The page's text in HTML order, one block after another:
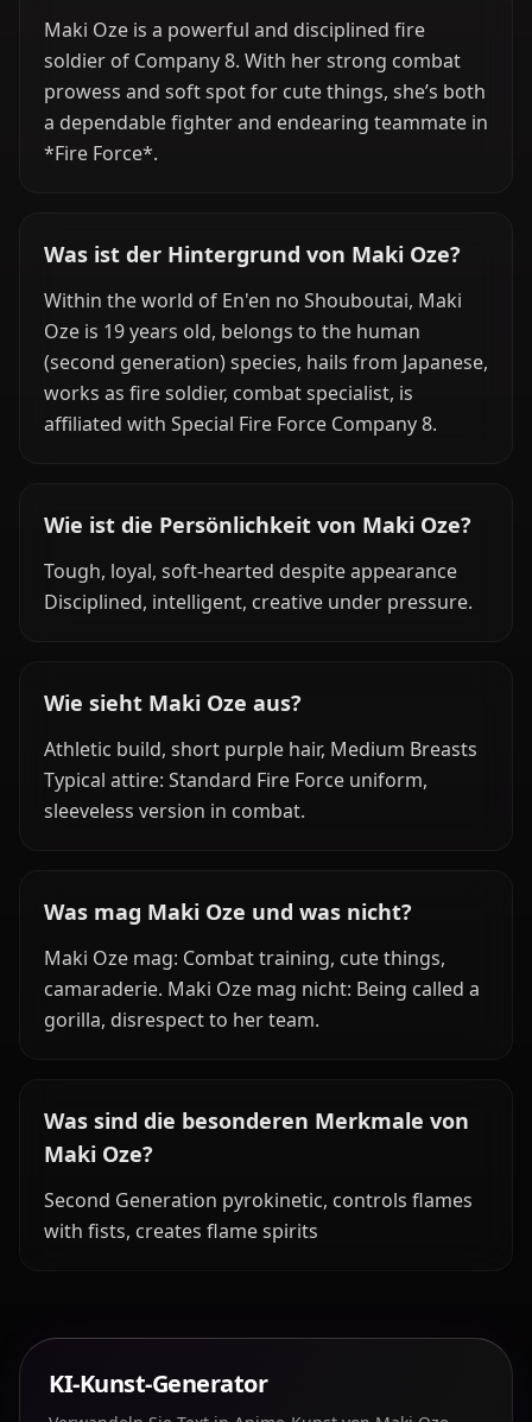
Maki Oze is a powerful and disciplined fire
soldier of Company 8. With her strong combat
prowess and soft spot for cute things, she’s both
a dependable fighter and endearing teammate in
*Fire Force*.
Was ist der Hintergrund von Maki Oze?
Within the world of En'en no Shouboutai, Maki
Oze is 19 years old, belongs to the human
(second generation) species, hails from Japanese,
works as fire soldier, combat specialist, is
affiliated with Special Fire Force Company 8.
Wie ist die Persönlichkeit von Maki Oze?
Tough, loyal, soft-hearted despite appearance
Disciplined, intelligent, creative under pressure.
Wie sieht Maki Oze aus?
Athletic build, short purple hair, Medium Breasts
Typical attire: Standard Fire Force uniform,
sleeveless version in combat.
Was mag Maki Oze und was nicht?
Maki Oze mag: Combat training, cute things,
camaraderie. Maki Oze mag nicht: Being called a
gorilla, disrespect to her team.
Was sind die besonderen Merkmale von
Maki Oze?
Second Generation pyrokinetic, controls flames
with fists, creates flame spirits
KI-Kunst-Generator